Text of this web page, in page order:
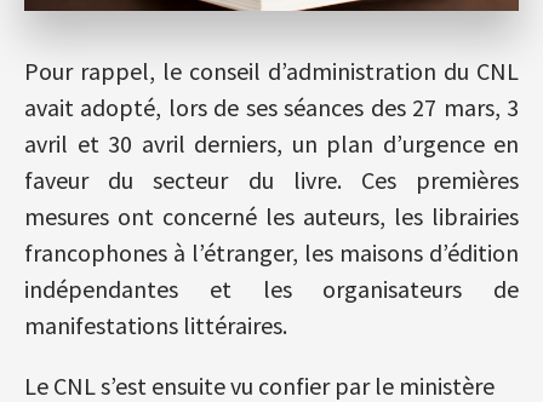
Pour rappel, le conseil d’administration du CNL
avait adopté, lors de ses séances des 27 mars, 3
avril et 30 avril derniers, un plan d’urgence en
faveur du secteur du livre. Ces premières
mesures ont concerné les auteurs, les librairies
francophones à l’étranger, les maisons d’édition
indépendantes et les organisateurs de
manifestations littéraires.
Le CNL s’est ensuite vu confier par le ministère